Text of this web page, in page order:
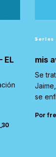
EL
Series
mis
Se
se
Por